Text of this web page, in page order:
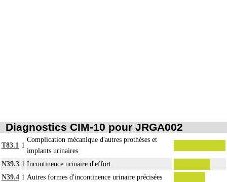
Diagnostics CIM-10 pour JRGA002
T83.1 1
Complication mécanique d'autres prothèses et
implants urinaires
N39.3 1 Incontinence urinaire d'effort
N39.4 1 Autres formes d'incontinence urinaire précisées